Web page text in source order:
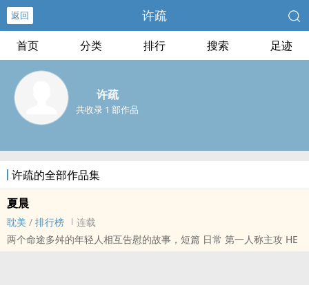
返回 许疏
首页 分类 排行 搜索 足迹
许疏
共收录 1 部作品
许疏的全部作品集
夏晨
耽美 / 排行榜
连载
两个命途多舛的年轻人相互告慰的故事，短篇 日常 第一人称主攻 HE